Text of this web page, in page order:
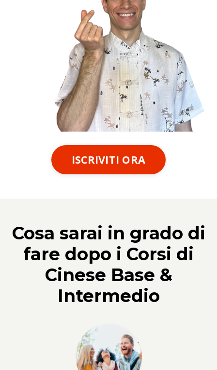
ISCRIVITI ORA
Cosa sarai in grado di
fare dopo i Corsi di
Cinese Base &
Intermedio